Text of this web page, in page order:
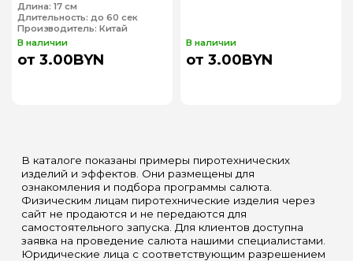
Длина: 17 см
Длительность: до 60 сек
Производитель: Китай
В наличии
от 3.00BYN
В наличии
от 3.00BYN
В каталоге показаны примеры пиротехнических
изделий и эффектов. Они размещены для
ознакомления и подбора программы салюта.
Физическим лицам пиротехнические изделия через
сайт не продаются и не передаются для
самостоятельного запуска. Для клиентов доступна
заявка на проведение салюта нашими специалистами.
Юридические лица с соответствующим разрешением